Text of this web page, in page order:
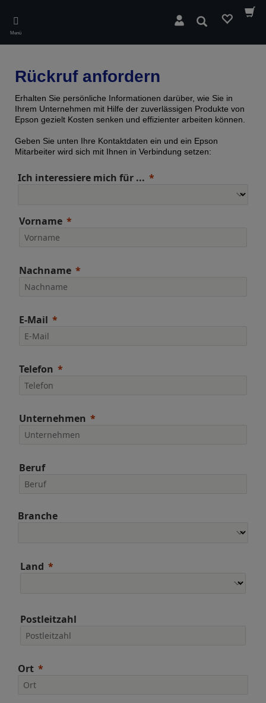
main
content
Menü
Suchen
Rückruf anfordern
Erhalten Sie persönliche Informationen darüber, wie Sie in
Ihrem Unternehmen mit Hilfe der zuverlässigen Produkte von
Epson gezielt Kosten senken und effizienter arbeiten können.
Geben Sie unten Ihre Kontaktdaten ein und ein Epson
Mitarbeiter wird sich mit Ihnen in Verbindung setzen:
Ich interessiere mich für ...
Vorname
Nachname
E-Mail
Telefon
Unternehmen
Beruf
Branche
Land
Postleitzahl
Ort